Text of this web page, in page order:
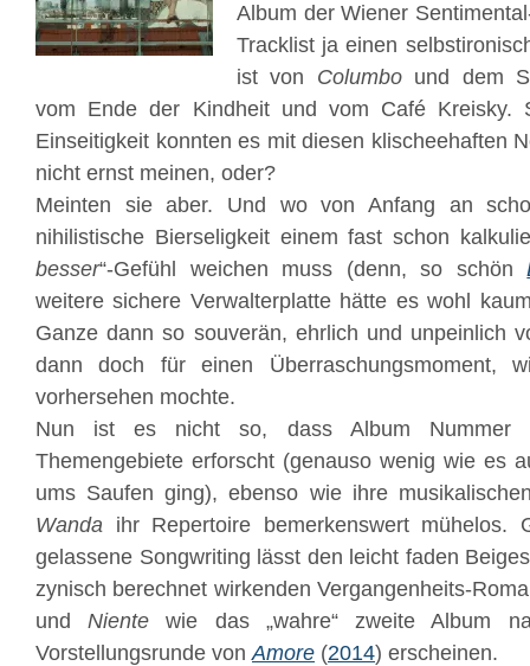
Album der Wiener
Tracklist ja einen
ist von Columbound dem
vom Ende der Kindheit und vom Café Kreisky.
Einseitigkeit konnten es mit diesen klischeehaften
nicht ernst meinen, oder?
Meinten sie aber. Und wo von Anfang an
nihilistische Bierseligkeit einem fast schon
besser“-Gefühl weichen muss (denn, so schön
weitere sichere Verwalterplatte hätte es wohl
Ganze dann so souverän, ehrlich und unpeinlich
dann doch für einen Überraschungsmoment,
vorhersehen mochte.
Nun ist es nicht so, dass Album Nummer
Themengebiete erforscht (genauso wenig wie es
ums Saufen ging), ebenso wie ihre
Wanda ihr Repertoire bemerkenswert mühelos.
gelassene Songwriting lässt den leicht faden
zynisch berechnet wirkenden Vergangenheits-
undNiente wie das „wahre“ zweite Album
Vorstellungsrunde vonAmore (2014) erscheinen.